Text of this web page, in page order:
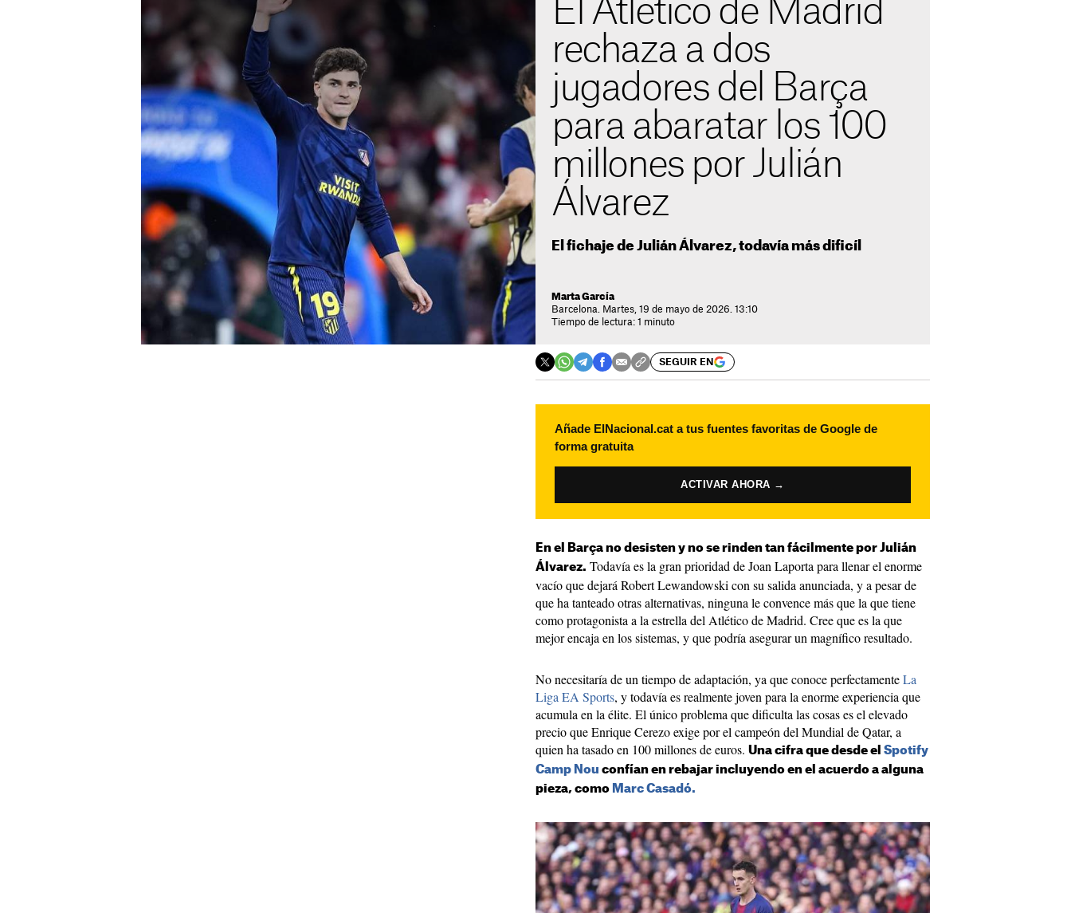
El Atlético de Madrid
rechaza a dos
jugadores del Barça
para abaratar los 100
millones por Julián
Álvarez
El fichaje de Julián Álvarez, todavía más dificíl
Marta García
Barcelona. Martes, 19 de mayo de 2026. 13:10
Tiempo de lectura: 1 minuto
SEGUIR EN
Añade ElNacional.cat a tus fuentes favoritas de Google de
forma gratuita
ACTIVAR AHORA →
En el Barça no desisten y no se rinden tan fácilmente por Julián
Álvarez. Todavía es la gran prioridad de Joan Laporta para llenar el enorme
vacío que dejará Robert Lewandowski con su salida anunciada, y a pesar de
que ha tanteado otras alternativas, ninguna le convence más que la que tiene
como protagonista a la estrella del Atlético de Madrid. Cree que es la que
mejor encaja en los sistemas, y que podría asegurar un magnífico resultado.
No necesitaría de un tiempo de adaptación, ya que conoce perfectamenteLa
Liga EA Sports, y todavía es realmente joven para la enorme experiencia que
acumula en la élite. El único problema que dificulta las cosas es el elevado
precio que Enrique Cerezo exige por el campeón del Mundial de Qatar, a
quien ha tasado en 100 millones de euros. Una cifra que desde el Spotify
Camp Nou confían en rebajar incluyendo en el acuerdo a alguna
pieza, como Marc Casadó.